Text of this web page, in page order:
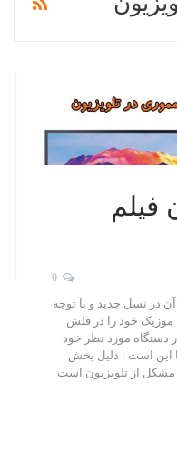
0
در نسل جدید و با توجه
موزیک خود را در فلش
دستگاه مورد نظر خود
این است : دلیل پخش
از تلویزیون است